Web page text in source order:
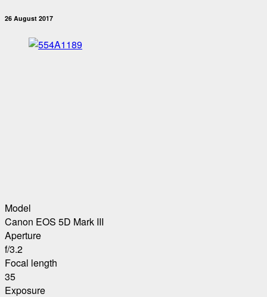
26 August 2017
Model
Canon EOS 5D Mark III
Aperture
f/3.2
Focal length
35
Exposure